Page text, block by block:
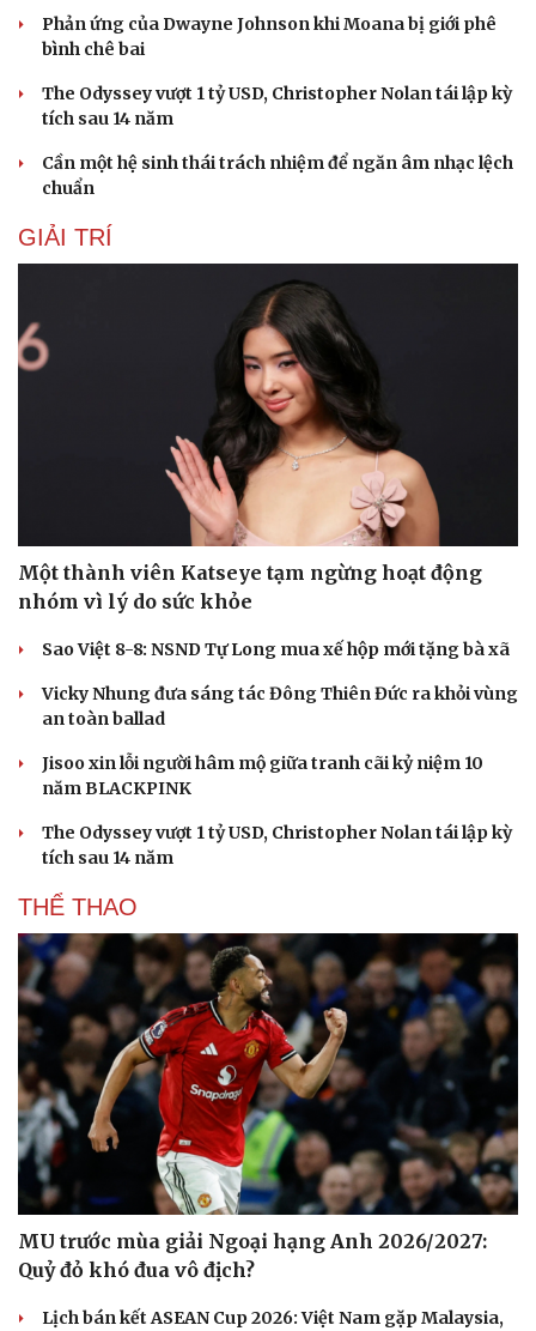
Du lịch
Tư vấn
Săn Tour
Podcast
Câu chuyện thời sự
Kể chuyện cho bé
Hạt giống tâm hồn
Phản ứng của Dwayne Johnson khi Moana bị giới phê
bình chê bai
The Odyssey vượt 1 tỷ USD, Christopher Nolan tái lập kỳ
tích sau 14 năm
Cần một hệ sinh thái trách nhiệm để ngăn âm nhạc lệch
chuẩn
GIẢI TRÍ
Một thành viên Katseye tạm ngừng hoạt động
nhóm vì lý do sức khỏe
Sao Việt 8-8: NSND Tự Long mua xế hộp mới tặng bà xã
Vicky Nhung đưa sáng tác Đông Thiên Đức ra khỏi vùng
an toàn ballad
Jisoo xin lỗi người hâm mộ giữa tranh cãi kỷ niệm 10
năm BLACKPINK
The Odyssey vượt 1 tỷ USD, Christopher Nolan tái lập kỳ
tích sau 14 năm
THỂ THAO
MU trước mùa giải Ngoại hạng Anh 2026/2027:
Quỷ đỏ khó đua vô địch?
Lịch bán kết ASEAN Cup 2026: Việt Nam gặp Malaysia,